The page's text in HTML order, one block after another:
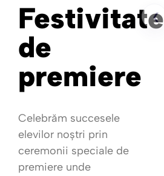
Festivitate
de
premiere
Celebrăm succesele
elevilor noștri prin
ceremonii speciale de
premiere unde
❮